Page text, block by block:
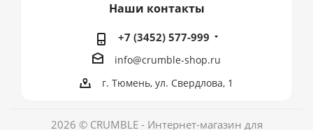
Наши контакты
+7 (3452) 577-999
info@crumble-shop.ru
г. Тюмень, ул. Свердлова, 1
2026 © CRUMBLE - Интернет-магазин для